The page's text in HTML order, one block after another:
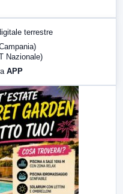
LabNews (replica)
LabNews (replica)
terrestre
Nazionale)
APP